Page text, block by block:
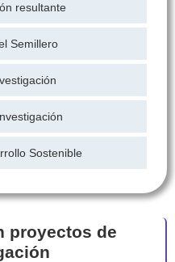
resultante
Semillero
Sostenible
proyectos de